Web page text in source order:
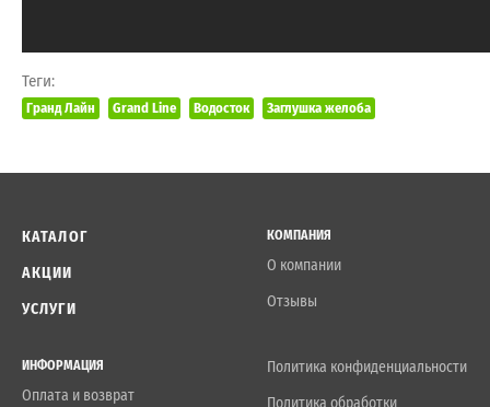
Теги:
Гранд Лайн Grand Line Водосток Заглушка желоба
КАТАЛОГ
АКЦИИ
УСЛУГИ
КОМПАНИЯ
О компании
Отзывы
ИНФОРМАЦИЯ
Оплата и возврат
Политика конфиденциальности
Политика обработки